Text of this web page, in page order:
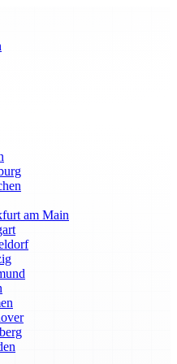
am Main